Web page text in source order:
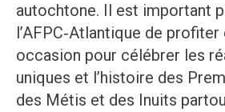
autochtone. Il est important
l’AFPC‑Atlantique de
occasion pour célébrer les
uniques et l’histoire des
des Métis et des Inuits